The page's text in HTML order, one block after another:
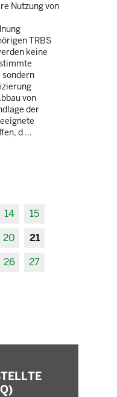
Nutzung von
TRBS
keine
von
der
d ...
14
15
20
21
26
27